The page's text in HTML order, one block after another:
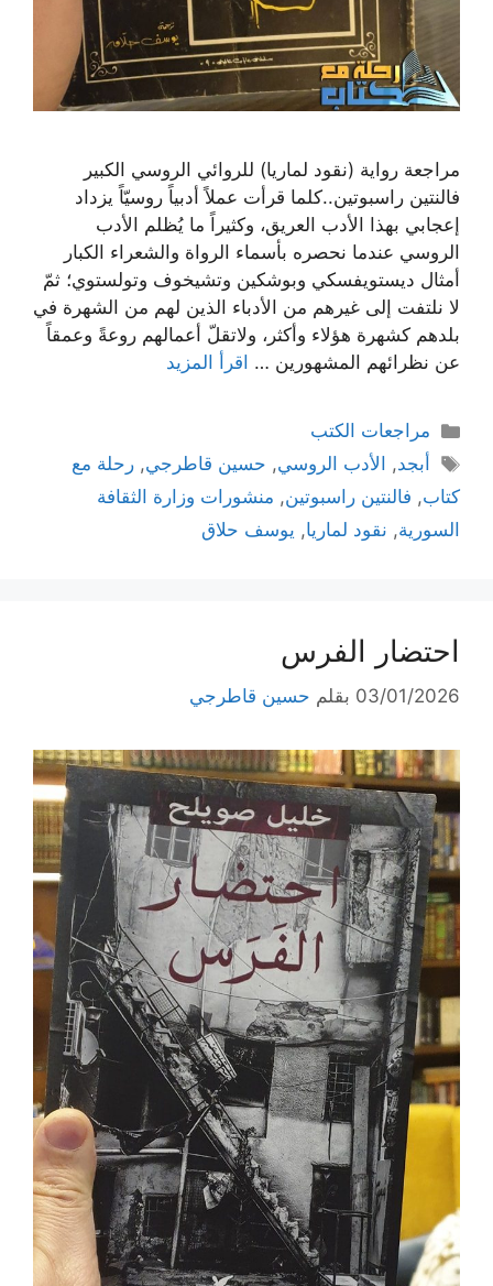
مراجعة رواية (نقود لماريا) للروائي الروسي الكبير
فالنتين راسبوتين..كلما قرأت عملاً أدبياً روسيّاً يزداد
إعجابي بهذا الأدب العريق، وكثيراً ما يُظلم الأدب
الروسي عندما نحصره بأسماء الرواة والشعراء الكبار
أمثال ديستويفسكي وبوشكين وتشيخوف وتولستوي؛ ثمّ
لا نلتفت إلى غيرهم من الأدباء الذين لهم من الشهرة في
بلدهم كشهرة هؤلاء وأكثر، ولاتقلّ أعمالهم روعةً وعمقاً
عن نظرائهم المشهورين … اقرأ المزيد
التصنيفات
مراجعات الكتب
الوسوم
أبجد, الأدب الروسي, حسين قاطرجي,رحلة مع
كتاب, فالنتين راسبوتين, منشورات وزارة الثقافة
السورية, نقود لماريا, يوسف حلاق
احتضار الفرس
03/01/2026 بقلم حسين قاطرجي